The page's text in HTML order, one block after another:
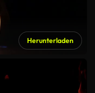
Herunterladen